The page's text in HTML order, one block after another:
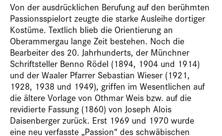
Von der ausdrücklichen Berufung auf den berühmten
Passionsspielort zeugte die starke Ausleihe dortiger
Kostüme. Textlich blieb die Orientierung an
Oberammergau lange Zeit bestehen. Noch die
Bearbeiter des 20. Jahrhunderts, der Münchner
Schriftsteller Benno Rödel (1894, 1904 und 1914)
und der Waaler Pfarrer Sebastian Wieser (1921,
1928, 1938 und 1949), griffen im Wesentlichen auf
die ältere Vorlage von Othmar Weis bzw. auf die
revidierte Fassung (1860) von Joseph Alois
Daisenberger zurück. Erst 1969 und 1970 wurde
eine neu verfasste „Passion“ des schwäbischen